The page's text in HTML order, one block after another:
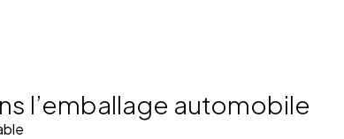
l’emballage automobile